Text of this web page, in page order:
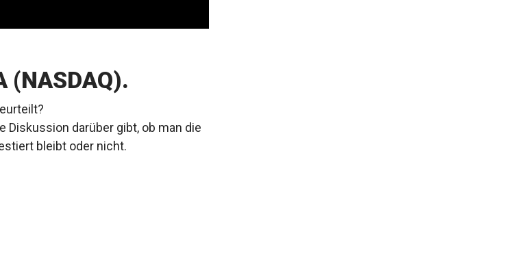
(NASDAQ).
darüber gibt, ob man die
bleibt oder nicht.